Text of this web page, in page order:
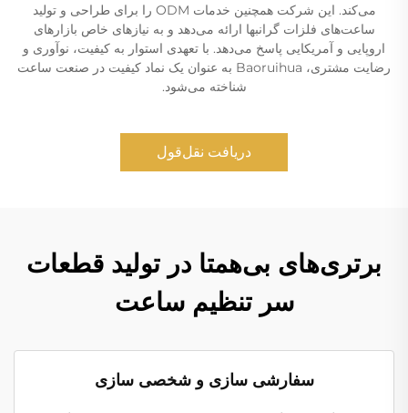
می‌کند. این شرکت همچنین خدمات ODM را برای طراحی و تولید
ساعت‌های فلزات گرانبها ارائه می‌دهد و به نیازهای خاص بازارهای
اروپایی و آمریکایی پاسخ می‌دهد. با تعهدی استوار به کیفیت، نوآوری و
رضایت مشتری، Baoruihua به عنوان یک نماد کیفیت در صنعت ساعت
شناخته می‌شود.
دریافت نقل‌قول
برتری‌های بی‌همتا در تولید قطعات
سر تنظیم ساعت
سفارشی سازی و شخصی سازی